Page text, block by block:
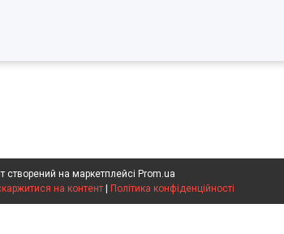
створений на маркетплейсі Prom.ua
на контент Політика конфіденційності